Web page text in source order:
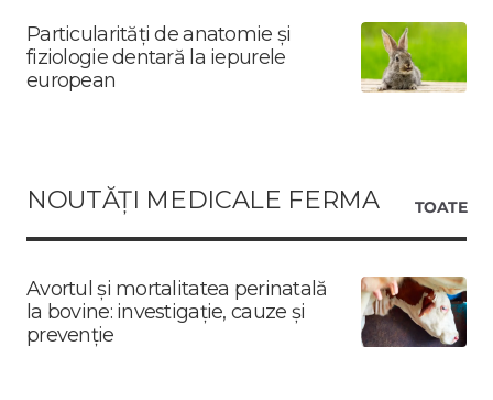
Particularități de anatomie și
fiziologie dentară la iepurele
european
NOUTĂȚI MEDICALE FERMA TOATE
Avortul și mortalitatea perinatală
la bovine: investigație, cauze și
prevenție